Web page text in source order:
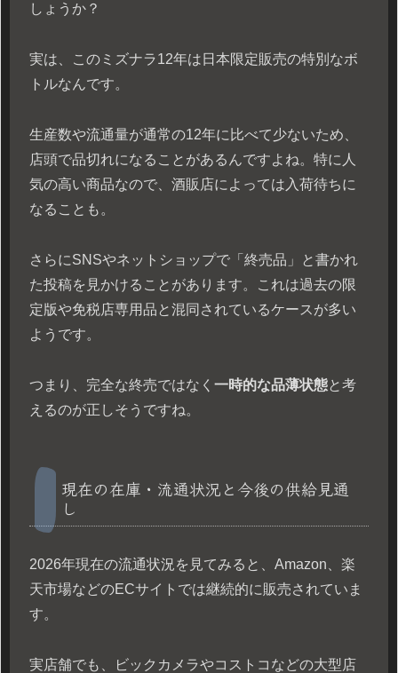
しょうか？
実は、このミズナラ12年は日本限定販売の特別なボ
トルなんです。
生産数や流通量が通常の12年に比べて少ないため、
店頭で品切れになることがあるんですよね。特に人
気の高い商品なので、酒販店によっては入荷待ちに
なることも。
さらにSNSやネットショップで「終売品」と書かれ
た投稿を見かけることがあります。これは過去の限
定版や免税店専用品と混同されているケースが多い
ようです。
つまり、完全な終売ではなく 一時的な品薄状態と考
えるのが正しそうですね。
現在の在庫・流通状況と今後の供給見通
し
2026年現在の流通状況を見てみると、Amazon、楽
天市場などのECサイトでは継続的に販売されていま
す。
実店舗でも、ビックカメラやコストコなどの大型店